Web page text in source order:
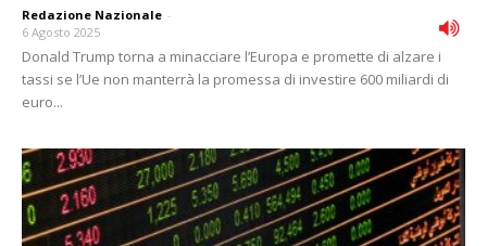
Redazione Nazionale -
6 Agosto 2025
Donald Trump torna a minacciare l’Europa e promette di alzare i
tassi se l’Ue non manterrà la promessa di investire 600 miliardi di
euro...